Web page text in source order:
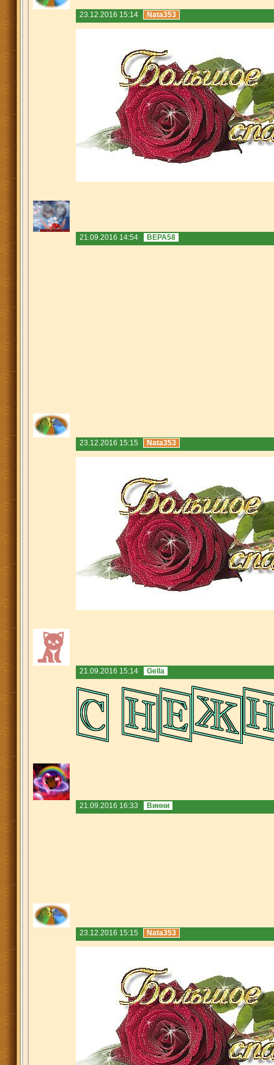
23.12.2016 15:14 Nata353
21.09.2016 14:54 ВЕРА58
23.12.2016 15:15 Nata353
21.09.2016 15:14 Gella
21.09.2016 16:33 Винни
23.12.2016 15:15 Nata353